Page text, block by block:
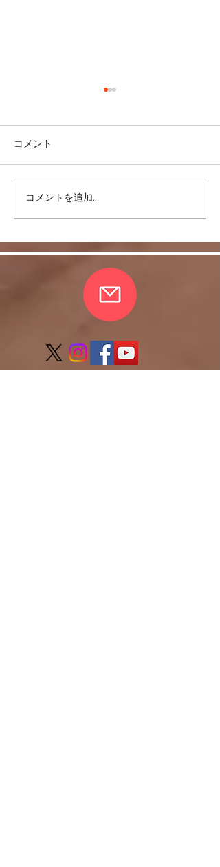
リバウンドを避けるに
は・・・
コメント
コメントを追加…